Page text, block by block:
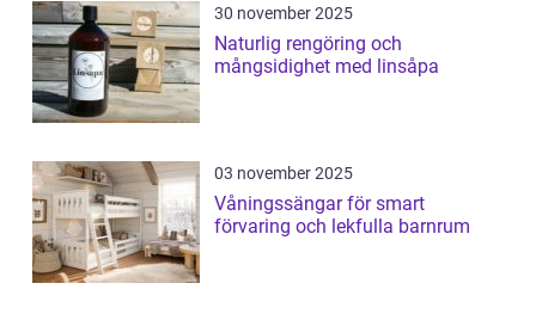
30 november 2025
Naturlig rengöring och
mångsidighet med linsåpa
03 november 2025
Våningssängar för smart
förvaring och lekfulla barnrum